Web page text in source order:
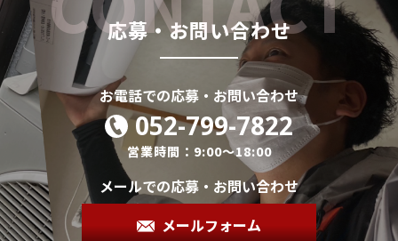
応募・お問い合わせ
お電話での応募・お問い合わせ
052-799-7822
営業時間：9:00～18:00
メールでの応募・お問い合わせ
メールフォーム